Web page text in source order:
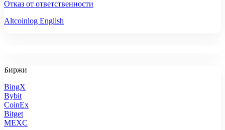
Отказ от ответственности
Altcoinlog English
Биржи
BingX
Bybit
CoinEx
Bitget
MEXC